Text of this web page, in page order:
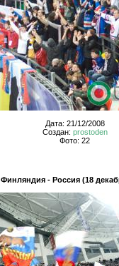
Дата: 21/12/2008
Создан: prostoden
Фото: 22
Финляндия - Россия (18